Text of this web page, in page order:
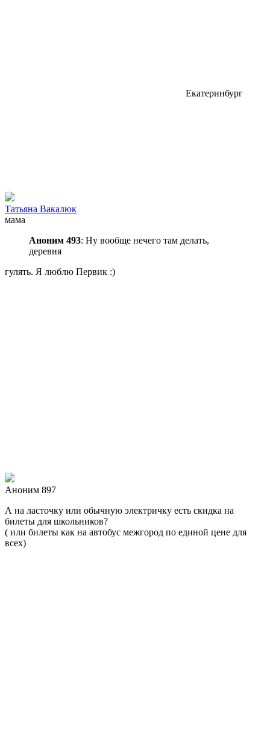
Екатеринбург
Татьяна Вакалюк
мама
Аноним 493: Ну вообще нечего там делать,
деревня
гулять. Я люблю Первик :)
Аноним 897
А на ласточку или обычную электричку есть скидка на
билеты для школьников?
( или билеты как на автобус межгород по единой цене для
всех)